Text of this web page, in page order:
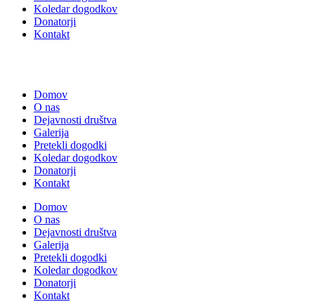
Koledar dogodkov
Donatorji
Kontakt
Domov
O nas
Dejavnosti društva
Galerija
Pretekli dogodki
Koledar dogodkov
Donatorji
Kontakt
Domov
O nas
Dejavnosti društva
Galerija
Pretekli dogodki
Koledar dogodkov
Donatorji
Kontakt